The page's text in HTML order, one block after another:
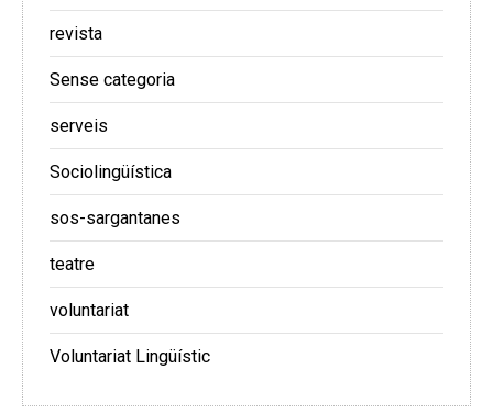
revista
Sense categoria
serveis
Sociolingüística
sos-sargantanes
teatre
voluntariat
Voluntariat Lingüístic